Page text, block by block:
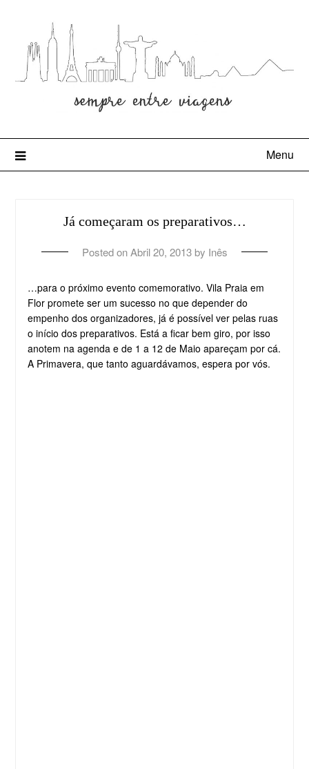
Menu
Já começaram os preparativos…
Posted onAbril 20, 2013by Inês
…para o próximo evento comemorativo. Vila Praia em
Flor promete ser um sucesso no que depender do
empenho dos organizadores, já é possível ver pelas ruas
o início dos preparativos. Está a ficar bem giro, por isso
anotem na agenda e de 1 a 12 de Maio apareçam por cá.
A Primavera, que tanto aguardávamos, espera por vós.